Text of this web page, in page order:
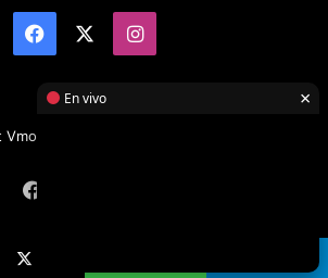
Facebook Instagram
TI 2026, All Rights Reserved
En vivo ×